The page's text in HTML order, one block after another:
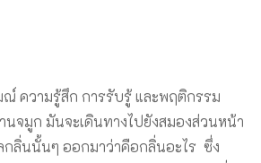
ณ์ ความรู้สึก การรับรู้ และพฤติกรรม
นจมูก มันจะเดินทางไปยังสมองส่วนหน้า
ลิ่นนั้นๆ ออกมาว่าคือกลิ่นอะไร ซึ่ง